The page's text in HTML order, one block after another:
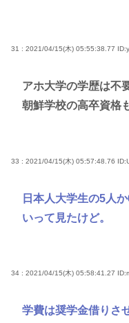
31 : 2021/04/15(木) 05:55:38.77
アホ大学の学歴は不
朝鮮学校の高卒資格
33 : 2021/04/15(木) 05:57:48.76
日本人大学生の5人
いって見たけど。
34 : 2021/04/15(木) 05:58:41.27
学費は奨学金借りさ